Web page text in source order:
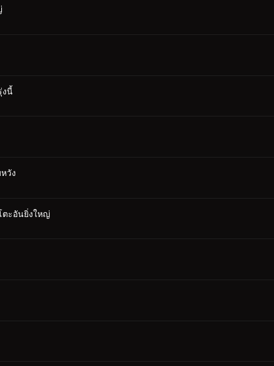
งนี้
วัง
ตะอันยิ่งใหญ่